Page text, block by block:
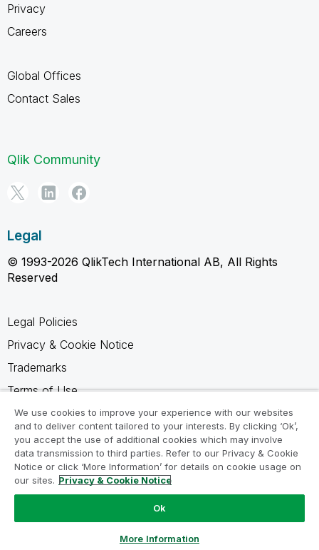
Privacy
Careers
Global Offices
Contact Sales
Qlik Community
Legal
© 1993-2026 QlikTech International AB, All Rights
Reserved
Legal Policies
Privacy & Cookie Notice
Trademarks
Terms of Use
Legal Agreements
Product Terms
Do not share my info
We use cookies to improve your experience with our websites
and to deliver content tailored to your interests. By clicking ‘Ok’,
you accept the use of additional cookies which may involve
data transmission to third parties. Refer to our Privacy & Cookie
Notice or click ‘More Information’ for details on cookie usage on
our sites. Privacy & Cookie Notice
Ok
More Information